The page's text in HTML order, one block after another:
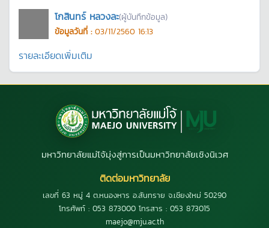
โกสินทร์ หลวงละ(ผู้บันทึกข้อมูล)
ข้อมูลวันที่ : 03/11/2560 16:13
รายละเอียดเพิ่มเติม
มหาวิทยาลัยแม่โจ้มุ่งสู่การเป็นมหาวิทยาลัยเชิงนิเวศ
ติดต่อมหาวิทยาลัย
เลขที่ 63 หมู่ 4 ต.หนองหาร อ.สันทราย จ.เชียงใหม่ 50290
โทรศัพท์ : 053 873000 โทรสาร : 053 873015
maejo@mju.ac.th